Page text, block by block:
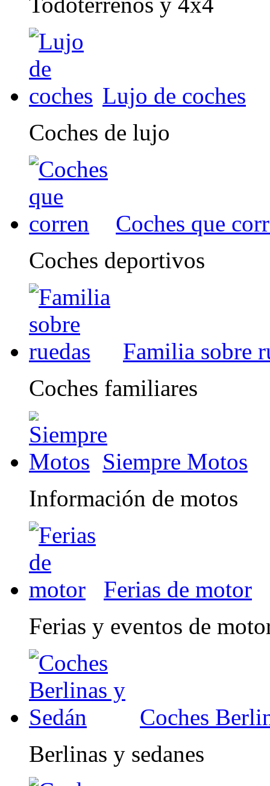
Lujo de coches
Coches de lujo
Coches que
Coches deportivos
Familia sobre
Coches familiares
Siempre Motos
Información de motos
Ferias de motor
Ferias y eventos de
Coches
Berlinas y sedanes